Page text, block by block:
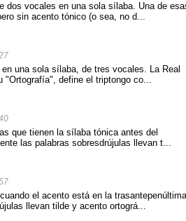
dos vocales en una sola sílaba. Una de
sin acento tónico (o sea, no d...
una sola sílaba, de tres vocales. La Real
"Ortografía", define el triptongo co...
que tienen la sílaba tónica antes del
las palabras sobresdrújulas llevan t...
el acento está en la trasantepenúltima
llevan tilde y acento ortográ...